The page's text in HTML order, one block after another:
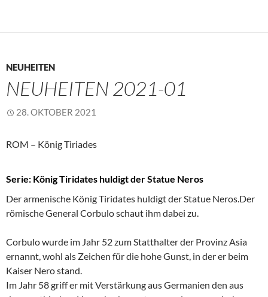
NEUHEITEN
NEUHEITEN 2021-01
28. OKTOBER 2021
ROM – König Tiriades
Serie: König Tiridates huldigt der Statue Neros
Der armenische König Tiridates huldigt der Statue Neros.Der
römische General Corbulo schaut ihm dabei zu.
Corbulo wurde im Jahr 52 zum Statthalter der Provinz Asia
ernannt, wohl als Zeichen für die hohe Gunst, in der er beim
Kaiser Nero stand.
Im Jahr 58 griff er mit Verstärkung aus Germanien den aus